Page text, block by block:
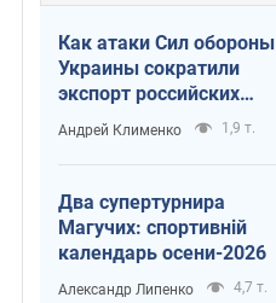
Как атаки Сил обороны
Украины сократили
экспорт российских
нефтепродуктов
Андрей Клименко 1,9 т.
Два супертурнира
Магучих: спортивній
календарь осени-2026
Александр Липенко 4,7 т.